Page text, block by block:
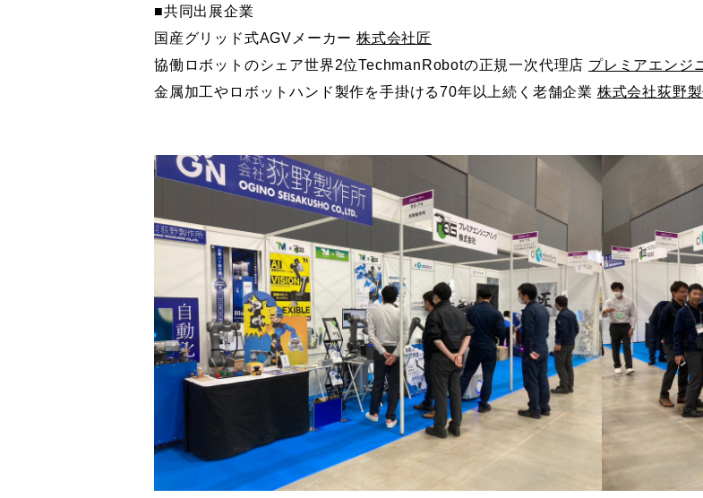
■共同出展企業
国産グリッド式AGVメーカー 株式会社匠
協働ロボットのシェア世界2位TechmanRobotの正規一次代理店 プレミアエンジ
金属加工やロボットハンド製作を手掛ける70年以上続く老舗企業 株式会社荻野